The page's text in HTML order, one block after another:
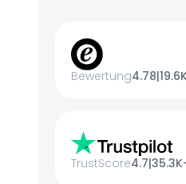
Bewertung4.78|
TrustScore4.7|